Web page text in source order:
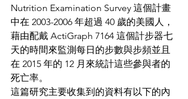
Nutrition Examination Survey 這個計畫
中在 2003-2006 年超過 40 歲的美國人，
藉由配戴 ActiGraph 7164 這個計步器七
天的時間來監測每日的步數與步頻並且
在 2015 年的 12 月來統計這些參與者的
死亡率。
這篇研究主要收集到的資料有以下的內